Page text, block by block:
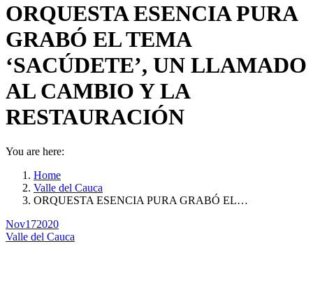
ORQUESTA ESENCIA PURA
GRABÓ EL TEMA
‘SACÚDETE’, UN LLAMADO
AL CAMBIO Y LA
RESTAURACIÓN
You are here:
Home
Valle del Cauca
ORQUESTA ESENCIA PURA GRABÓ EL…
Nov172020
Valle del Cauca